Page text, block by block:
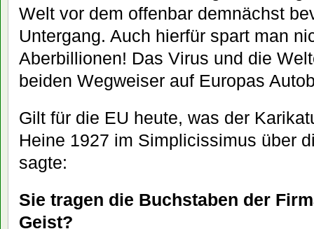
Welt vor dem offenbar demnächst
Untergang. Auch hierfür spart man
Aberbillionen! Das Virus und die
beiden Wegweiser auf Europas
Gilt für die EU heute, was der
Heine 1927 im Simplicissimus über
sagte:
Sie tragen die Buchstaben der
Geist?